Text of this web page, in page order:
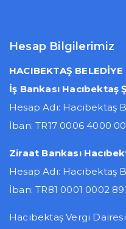
Hesap Bilgilerimiz
HACIBEKTAŞ
İş Bankası Hacıbektaş
Hesap Adı: Hacıbektaş
İban: TR17 0006 4000
Ziraat Bankası
Hesap Adı: Hacıbektaş
İban: TR81 0001 0002
Hacıbektaş Vergi Dairesi